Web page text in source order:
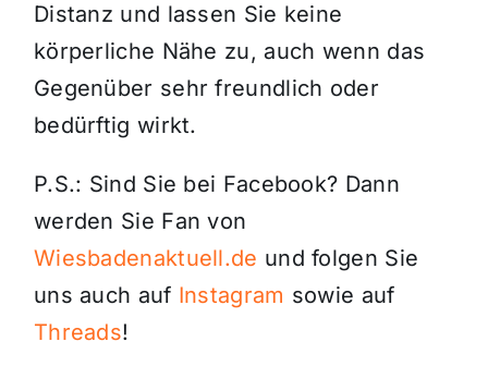
Distanz und lassen Sie keine
körperliche Nähe zu, auch wenn das
Gegenüber sehr freundlich oder
bedürftig wirkt.
P.S.: Sind Sie bei Facebook? Dann
werden Sie Fan von
Wiesbadenaktuell.de und folgen Sie
uns auch auf Instagram sowie auf
Threads!